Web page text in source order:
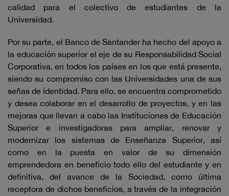
calidad para el colectivo de estudiantes de la
Universidad.
Por su parte, el Banco de Santander ha hecho del apoyo a
la educación superior el eje de su Responsabilidad Social
Corporativa, en todos los países en los que está presente,
siendo su compromiso con las Universidades una de sus
señas de identidad. Para ello, se encuentra comprometido
y desea colaborar en el desarrollo de proyectos, y en las
mejoras que llevan a cabo las Instituciones de Educación
Superior e investigadoras para ampliar, renovar y
modernizar los sistemas de Enseñanza Superior, así
como en la puesta en valor de su dimensión
emprendedora en beneficio todo ello del estudiante y en
definitiva, del avance de la Sociedad, como última
receptora de dichos beneficios, a través de la integración